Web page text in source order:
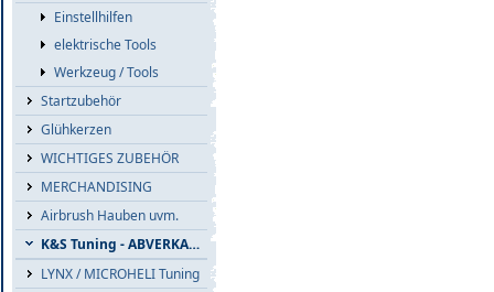
Einstellhilfen
elektrische Tools
Werkzeug / Tools
Startzubehör
Glühkerzen
WICHTIGES ZUBEHÖR
MERCHANDISING
Airbrush Hauben uvm.
K&S Tuning - ABVERKAUF
LYNX / MICROHELI Tuning